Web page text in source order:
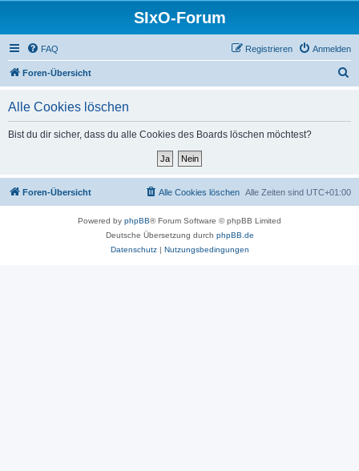
SIxO-Forum
FAQ Anmelden
Registrieren
Foren-Übersicht
Alle Cookies löschen
Bist du dir sicher, dass du alle Cookies des Boards löschen möchtest?
Foren-Übersicht Alle Zeiten sind UTC+01:00
Alle Cookies löschen
Powered by phpBB® Forum Software © phpBB Limited
Deutsche Übersetzung durch phpBB.de
Datenschutz| Nutzungsbedingungen